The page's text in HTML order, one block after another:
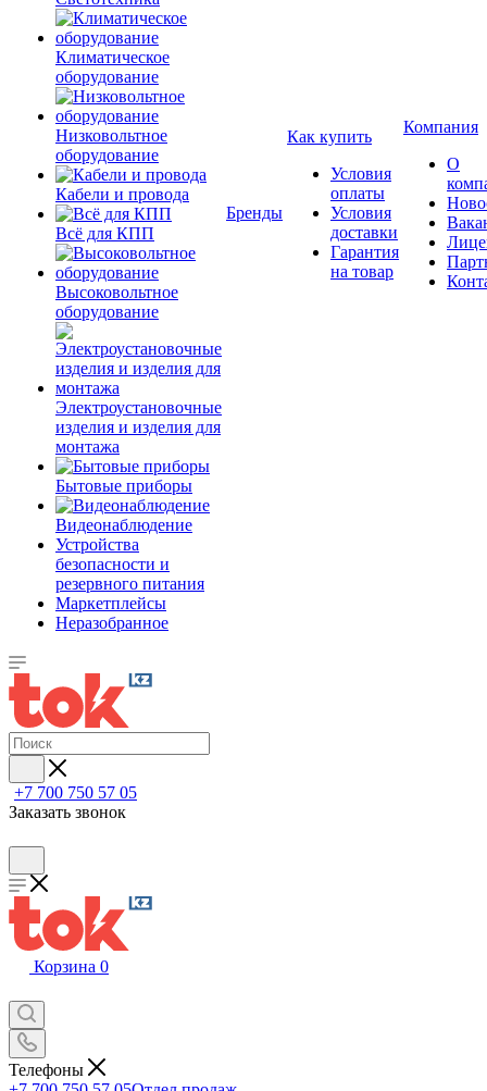
Климатическое
оборудование
Низковольтное
оборудование
Кабели и провода
Всё для КПП
Высоковольтное
оборудование
Электроустановочные
изделия и изделия для
монтажа
Бытовые приборы
Видеонаблюдение
Устройства
безопасности и
резервного питания
Маркетплейсы
Неразобранное
Бренды
Как купить
Условия
оплаты
Условия
доставки
Гарантия
на товар
Компания
О
+7 700 750 57 05
Заказать звонок
Корзина 0
Телефоны